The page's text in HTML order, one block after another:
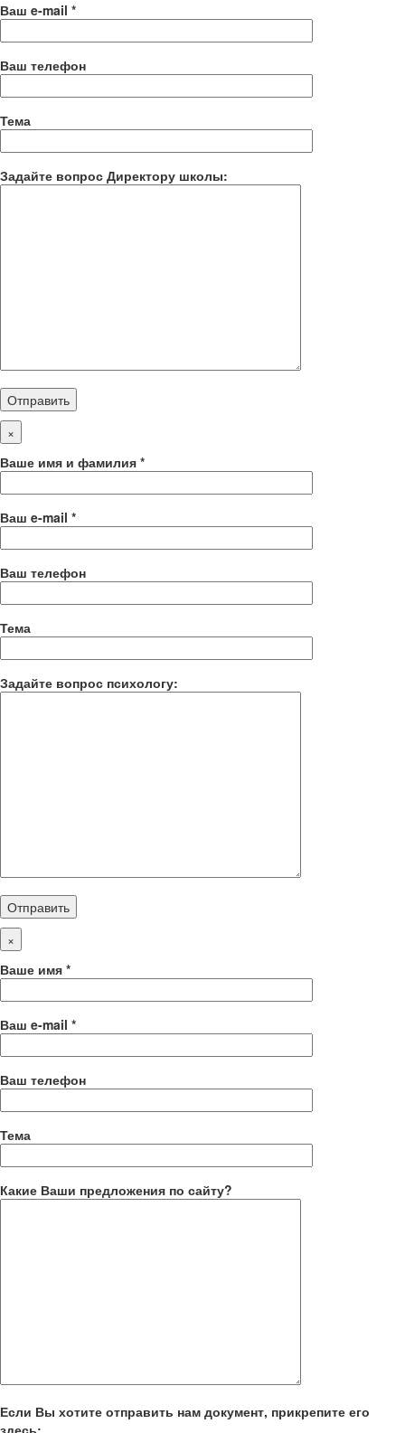
Ваш e-mail *
Ваш телефон
Тема
Задайте вопрос Директору школы:
×
Ваше имя и фамилия *
Ваш e-mail *
Ваш телефон
Тема
Задайте вопрос психологу:
×
Ваше имя *
Ваш e-mail *
Ваш телефон
Тема
Какие Ваши предложения по сайту?
Если Вы хотите отправить нам документ, прикрепите его